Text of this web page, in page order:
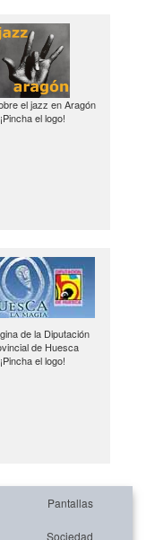
el jazz en Aragón
¡Pincha el logo!
de la Diputación
de Huesca
¡Pincha el logo!
Pantallas
Sociedad